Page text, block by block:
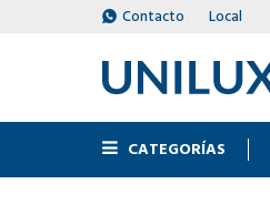
CATEGORÍAS
Contacto Local